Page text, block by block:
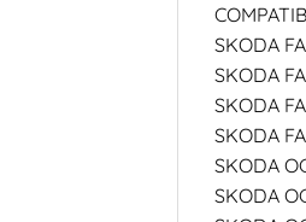
SKODA
SKODA
SKODA
SKODA
SKODA
SKODA